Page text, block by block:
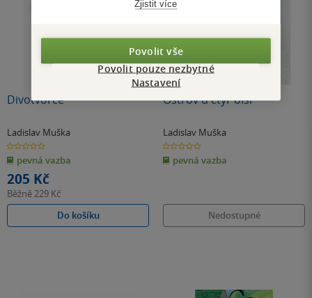
Divotvorce
Ladislav Muška
0.0
z
5
hvězdiček
pevná vazba
205 Kč
Běžně229 Kč
Do košíku
Nedostupné
Ostrov u čtyř olší
Ladislav Muška
0.0
z
5
hvězdiček
pevná vazba
Nedostupné
Zjistit více
Povolit vše
Povolit pouze nezbytné
Nastavení